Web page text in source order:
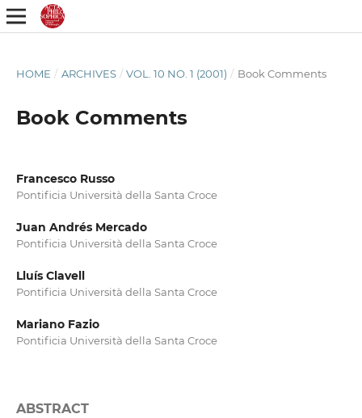
HOME / ARCHIVES / VOL. 10 NO. 1 (2001) / Book Comments
Book Comments
Francesco Russo
Pontificia Università della Santa Croce
Juan Andrés Mercado
Pontificia Università della Santa Croce
Lluís Clavell
Pontificia Università della Santa Croce
Mariano Fazio
Pontificia Università della Santa Croce
ABSTRACT